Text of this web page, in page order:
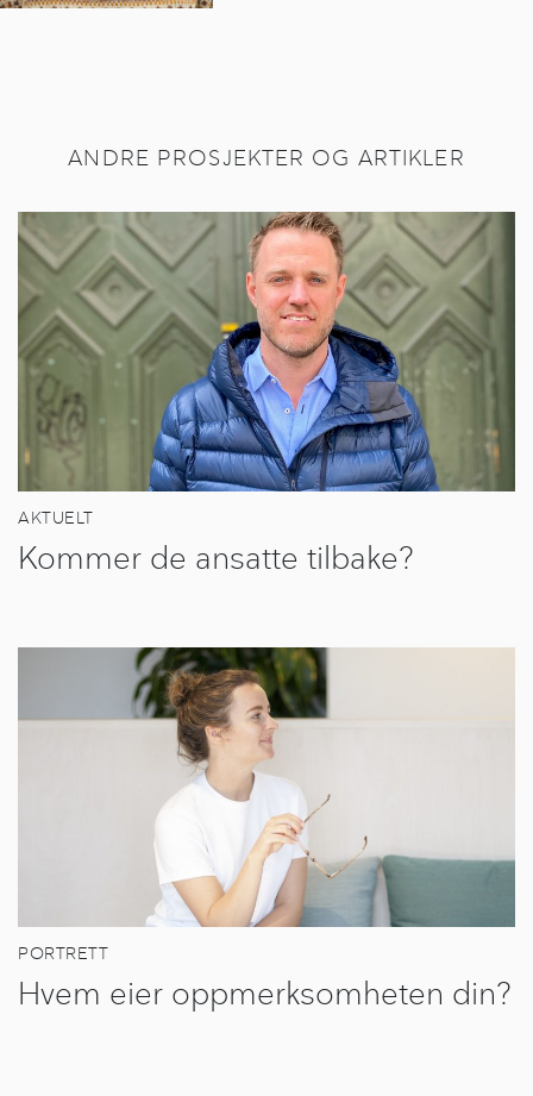
ANDRE PROSJEKTER OG ARTIKLER
AKTUELT
Kommer de ansatte tilbake?
PORTRETT
Hvem eier oppmerksomheten din?